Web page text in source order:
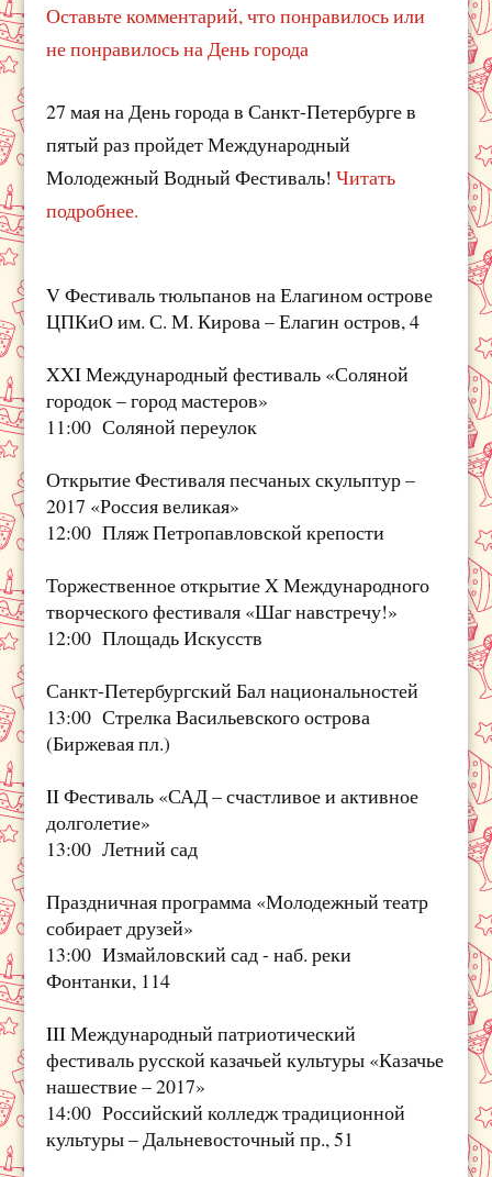
Оставьте комментарий, что понравилось или
не понравилось на День города
27 мая на День города в Санкт-Петербурге в
пятый раз пройдет Международный
Молодежный Водный Фестиваль!Читать
подробнее.
V Фестиваль тюльпанов на Елагином острове
ЦПКиО им. С. М. Кирова – Елагин остров, 4
XXI Международный фестиваль «Соляной
городок – город мастеров»
11:00 Соляной переулок
Открытие Фестиваля песчаных скульптур –
2017 «Россия великая»
12:00 Пляж Петропавловской крепости
Торжественное открытие X Международного
творческого фестиваля «Шаг навстречу!»
12:00 Площадь Искусств
Санкт-Петербургский Бал национальностей
13:00 Стрелка Васильевского острова
(Биржевая пл.)
II Фестиваль «САД – счастливое и активное
долголетие»
13:00 Летний сад
Праздничная программа «Молодежный театр
собирает друзей»
13:00 Измайловский сад - наб. реки
Фонтанки, 114
III Международный патриотический
фестиваль русской казачьей культуры «Казачье
нашествие – 2017»
14:00 Российский колледж традиционной
культуры – Дальневосточный пр., 51